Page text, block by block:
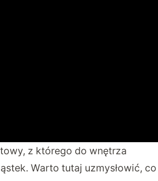
z którego do wnętrza
Warto tutaj uzmysłowić, co